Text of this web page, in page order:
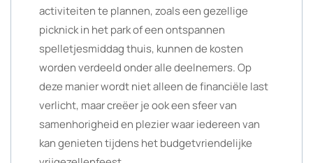
activiteiten te plannen, zoals een gezellige
picknick in het park of een ontspannen
spelletjesmiddag thuis, kunnen de kosten
worden verdeeld onder alle deelnemers. Op
deze manier wordt niet alleen de financiële last
verlicht, maar creëer je ook een sfeer van
samenhorigheid en plezier waar iedereen van
kan genieten tijdens het budgetvriendelijke